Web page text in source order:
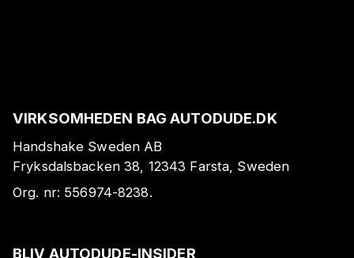
VIRKSOMHEDEN BAG AUTODUDE.DK
Handshake Sweden AB
Fryksdalsbacken 38, 12343 Farsta, Sweden
Org. nr: 556974-8238.
BLIV AUTODUDE-INSIDER